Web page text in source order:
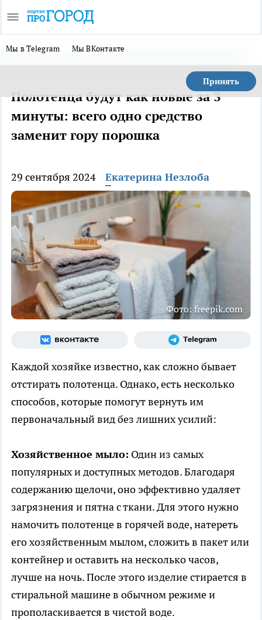
Мы в Telegram Мы ВКонтакте
Принять
Полотенца будут как новые за 3
минуты: всего одно средство
заменит гору порошка
29 сентября 2024 Екатерина Незлоба
Фото: freepik.com
Каждой хозяйке известно, как сложно бывает
отстирать полотенца. Однако, есть несколько
способов, которые помогут вернуть им
первоначальный вид без лишних усилий:
Хозяйственное мыло: Один из самых
популярных и доступных методов. Благодаря
содержанию щелочи, оно эффективно удаляет
загрязнения и пятна с ткани. Для этого нужно
намочить полотенце в горячей воде, натереть
его хозяйственным мылом, сложить в пакет или
контейнер и оставить на несколько часов,
лучше на ночь. После этого изделие стирается в
стиральной машине в обычном режиме и
прополаскивается в чистой воде.